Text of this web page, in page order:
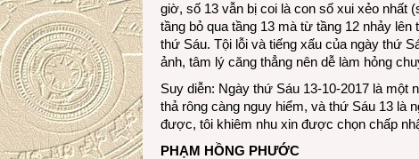
giờ, số 13 vẫn bị coi là con số xui xẻo nhất
tầng bỏ qua tầng 13 mà từ tầng 12 nhảy
thứ Sáu. Tội lỗi và tiếng xấu của ngày thứ
ảnh, tâm lý căng thẳng nên dễ làm hỏng
Suy diễn: Ngày thứ Sáu 13-10-2017 là một
thả rông càng nguy hiểm, và thứ Sáu 13 là
được, tôi khiêm nhu xin được chọn chấp
PHẠM HỒNG PHƯỚC